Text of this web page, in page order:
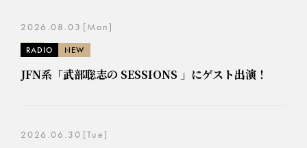
2026.08.03 [Mon]
RADIO NEW
JFN系「武部聡志の SESSIONS 」にゲスト出演！
2026.06.30 [Tue]